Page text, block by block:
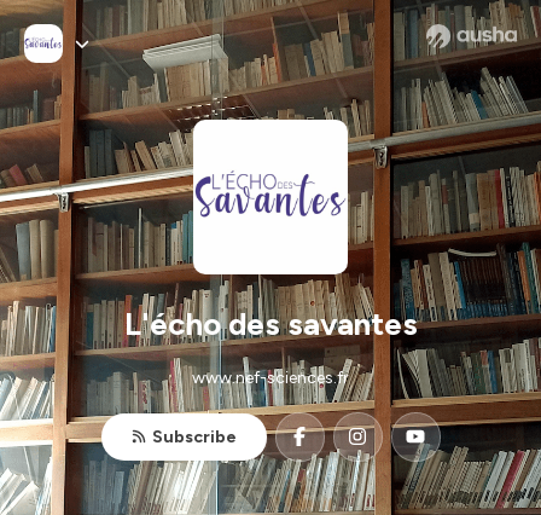
L'écho des savantes
www.nef-sciences.fr
Subscribe